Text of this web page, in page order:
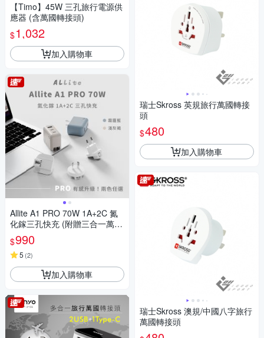
【Timo】45W 三孔旅行電源供
應器 (含萬國轉接頭)
$1,032
加入購物車
Allite A1 PRO 70W 1A+2C 氮
化鎵三孔快充 (附贈三合一萬國
轉接頭)
$990
5 (2)
加入購物車
瑞士Skross 英規旅行萬國轉接
頭
$480
加入購物車
瑞士Skross 澳規/中國八字旅行
萬國轉接頭